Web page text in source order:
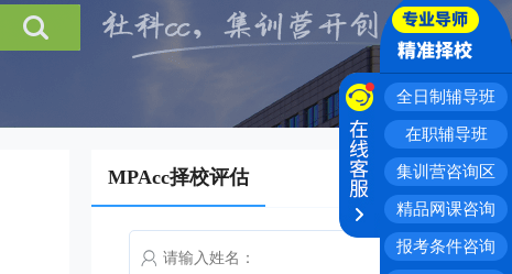
MPAcc择校评估
全日制辅导班
在职辅导班
集训营咨询区
精品网课咨询
报考条件咨询